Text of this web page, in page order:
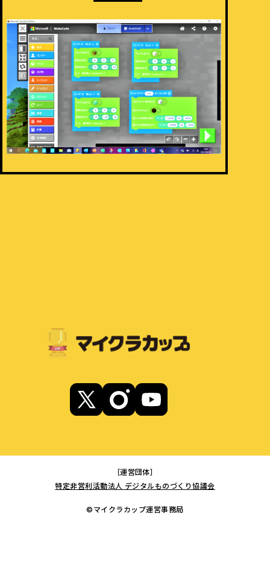
［運営団体］
特定非営利活動法人 デジタルものづくり協議会
©マイクラカップ運営事務局